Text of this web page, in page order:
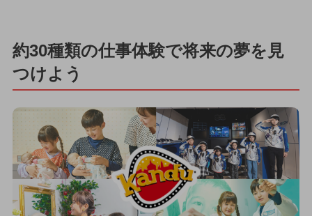
約30種類の仕事体験で将来の夢を見
つけよう